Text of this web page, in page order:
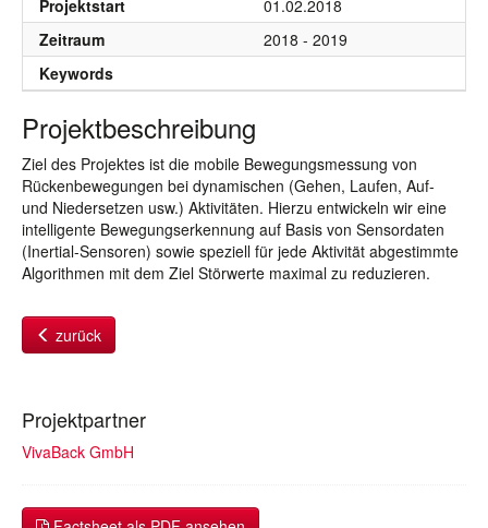
Projektstart
01.02.2018
Zeitraum
2018 - 2019
Keywords
Projektbeschreibung
Ziel des Projektes ist die mobile Bewegungsmessung von
Rückenbewegungen bei dynamischen (Gehen, Laufen, Auf-
und Niedersetzen usw.) Aktivitäten. Hierzu entwickeln wir eine
intelligente Bewegungserkennung auf Basis von Sensordaten
(Inertial-Sensoren) sowie speziell für jede Aktivität abgestimmte
Algorithmen mit dem Ziel Störwerte maximal zu reduzieren.
zurück
Projektpartner
VivaBack GmbH